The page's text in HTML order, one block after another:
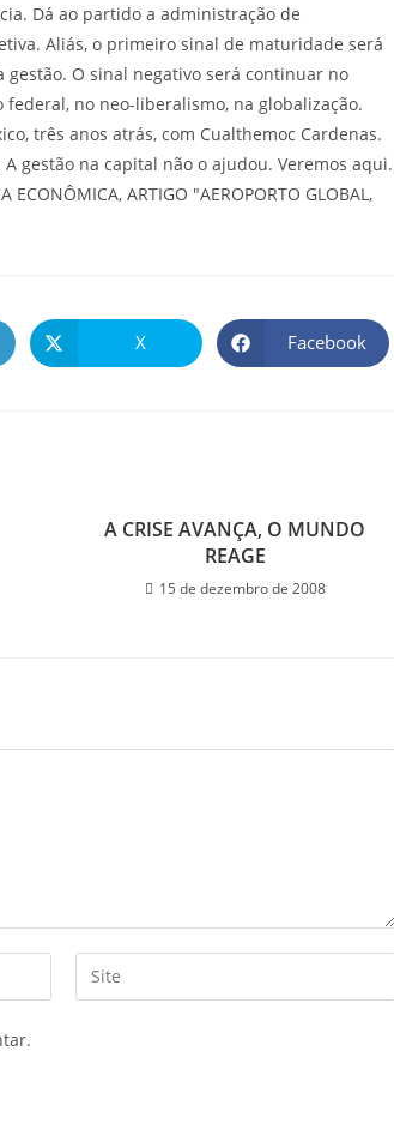
Dá ao partido a administração de
Aliás, o primeiro sinal de maturidade será
O sinal negativo será continuar no
no neo-liberalismo, na globalização.
três anos atrás, com Cualthemoc Cardenas.
gestão na capital não o ajudou. Veremos aqui.
ECONÔMICA, ARTIGO "AEROPORTO GLOBAL,
X Facebook
A CRISE AVANÇA, O MUNDO
REAGE
15 de dezembro de 2008